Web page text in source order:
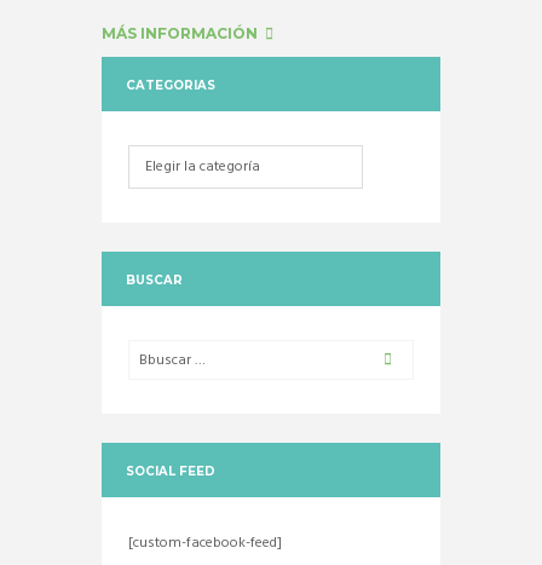
MÁS INFORMACIÓN
CATEGORIAS
Categorias
BUSCAR
SOCIAL FEED
[custom-facebook-feed]